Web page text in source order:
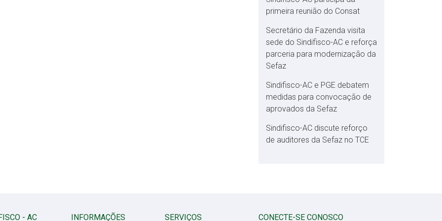
primeira reunião do Consat
Secretário da Fazenda visita
sede do Sindifisco-AC e reforça
parceria para modernização da
Sefaz
Sindifisco-AC e PGE debatem
medidas para convocação de
aprovados da Sefaz
Sindifisco-AC discute reforço
de auditores da Sefaz no TCE
- AC INFORMAÇÕES SERVIÇOS CONECTE-SE CONOSCO